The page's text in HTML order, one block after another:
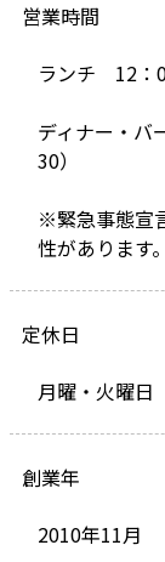
営業時間
ランチ 12：
ディナー・バ
30）
※緊急事態宣
性があります。
定休日
月曜・火曜日
創業年
2010年11月